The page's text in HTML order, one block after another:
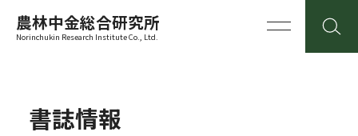
農林中金総合研究所
Norinchukin Research Institute Co., Ltd.
書誌情報